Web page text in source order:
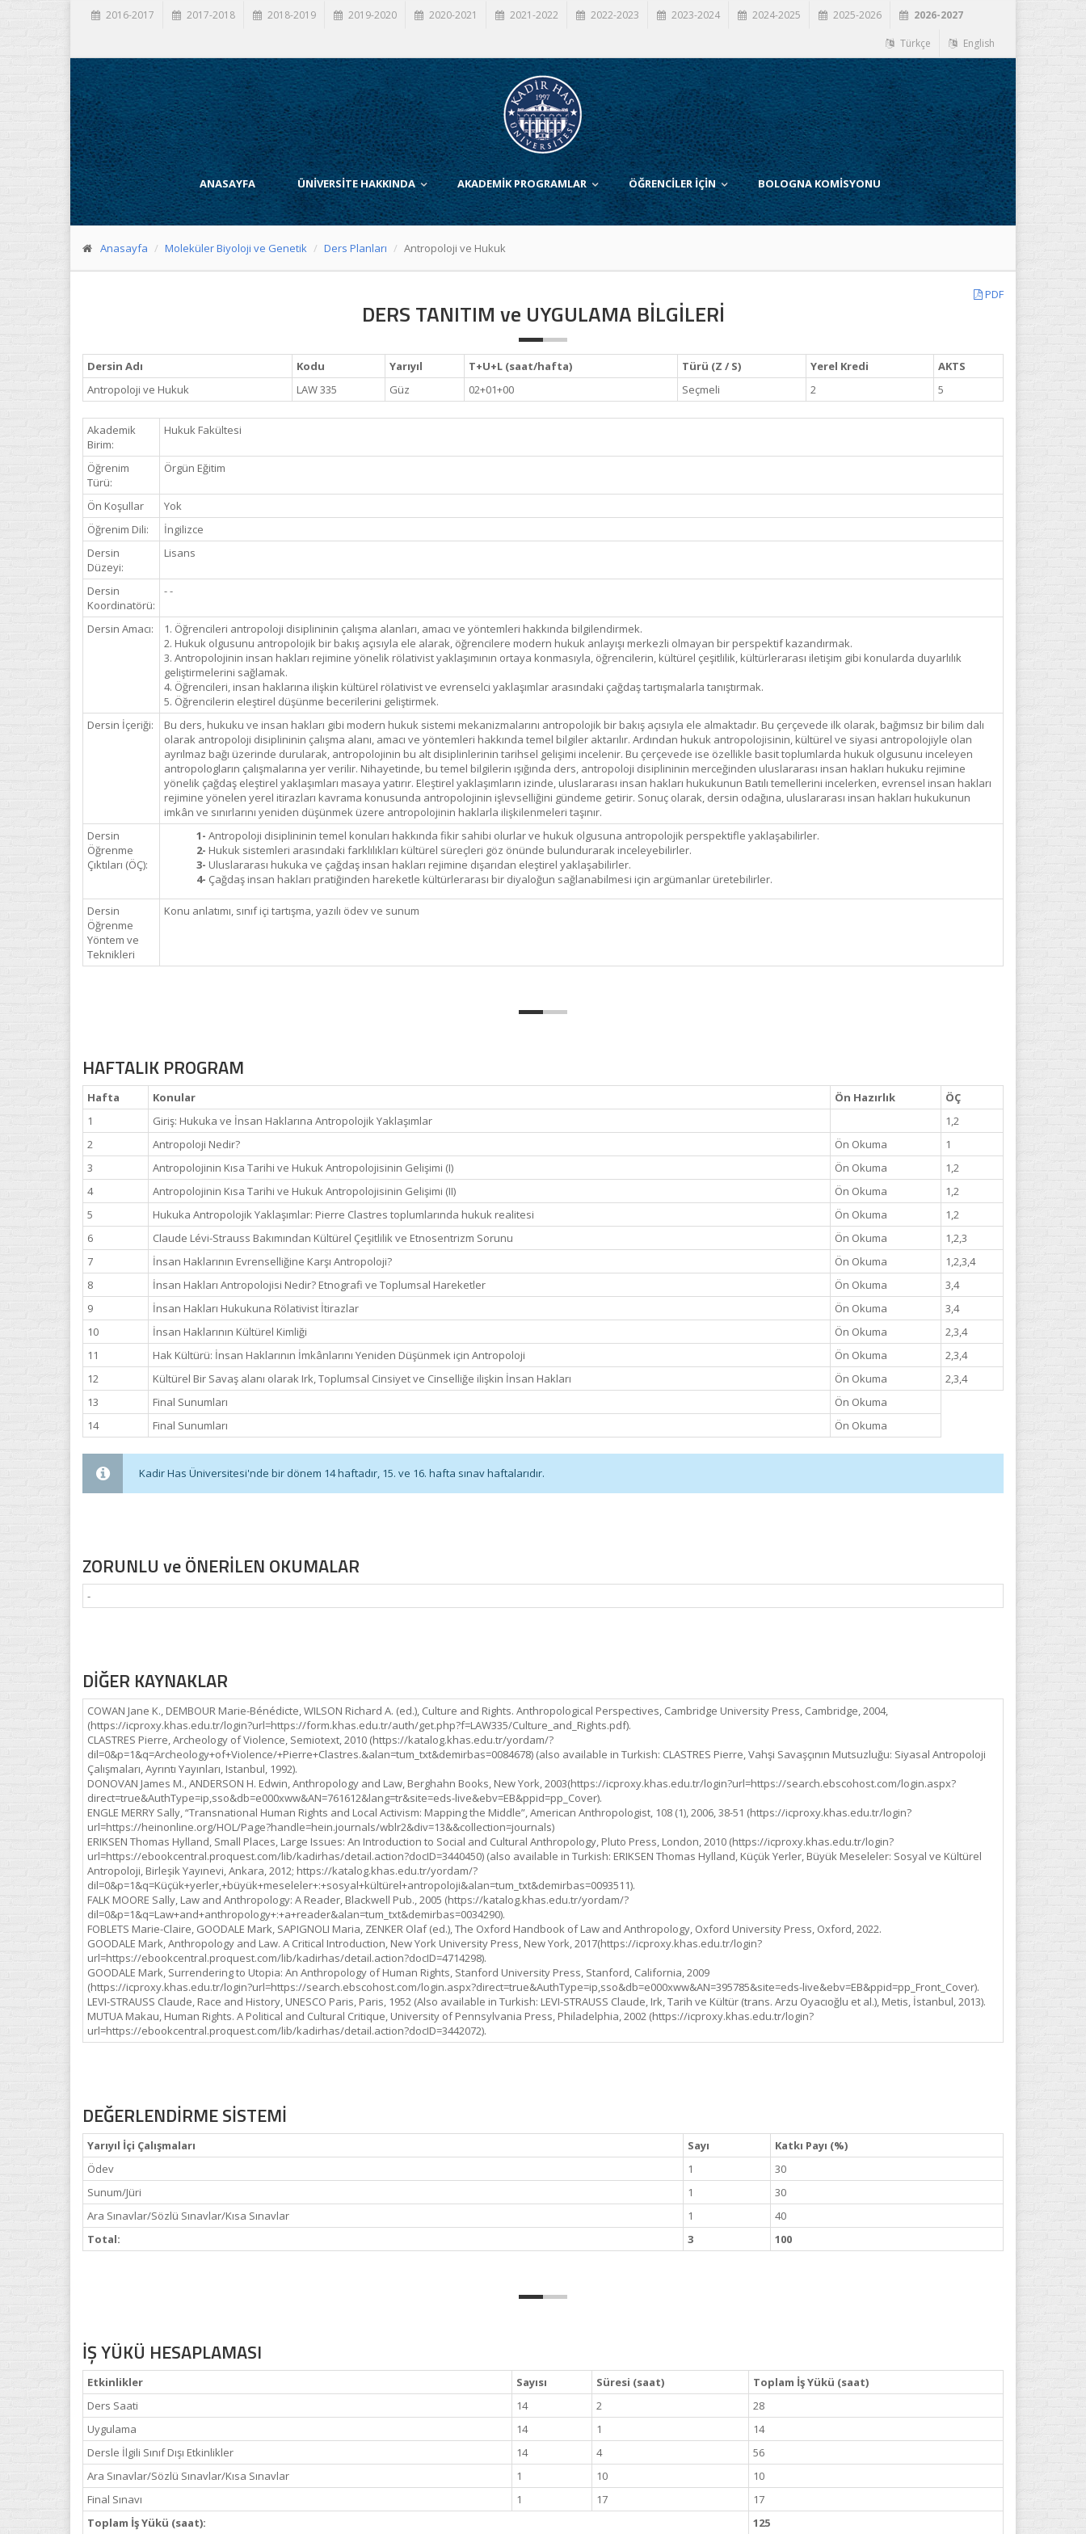
2016-2017 2017-2018 2018-2019 2019-2020 2020-2021 2021-2022 2022-2023 2023-2024 2024-2025 2025-2026 2026-2027
Türkçe English
ANASAYFA ÜNİVERSİTE HAKKINDA AKADEMİK PROGRAMLAR ÖĞRENCİLER İÇİN BOLOGNA KOMİSYONU
Anasayfa Moleküler Biyoloji ve Genetik Ders Planları Antropoloji ve Hukuk
PDF
DERS TANITIM ve UYGULAMA BİLGİLERİ
Dersin Adı Kodu Yarıyıl T+U+L (saat/hafta) Türü (Z / S) Yerel Kredi
AKTS
Antropoloji ve Hukuk
LAW 335 Güz 02+01+00 Seçmeli 2 5
Akademik
Birim:
Hukuk Fakültesi
Öğrenim
Türü:
Örgün Eğitim
Ön Koşullar
Yok
Öğrenim Dili:
İngilizce
Dersin
Düzeyi:
Lisans
Dersin
Koordinatörü:
- -
Dersin Amacı:
1. Öğrencileri antropoloji disiplininin çalışma alanları, amacı ve yöntemleri hakkında bilgilendirmek.
2. Hukuk olgusunu antropolojik bir bakış açısıyla ele alarak, öğrencilere modern hukuk anlayışı merkezli olmayan bir perspektif kazandırmak.
3. Antropolojinin insan hakları rejimine yönelik rölativist yaklaşımının ortaya konmasıyla, öğrencilerin, kültürel çeşitlilik, kültürlerarası iletişim gibi konularda duyarlılık
geliştirmelerini sağlamak.
4. Öğrencileri, insan haklarına ilişkin kültürel rölativist ve evrenselci yaklaşımlar arasındaki çağdaş tartışmalarla tanıştırmak.
5. Öğrencilerin eleştirel düşünme becerilerini geliştirmek.
Dersin İçeriği:
Bu ders, hukuku ve insan hakları gibi modern hukuk sistemi mekanizmalarını antropolojik bir bakış açısıyla ele almaktadır. Bu çerçevede ilk olarak, bağımsız bir bilim dalı
olarak antropoloji disiplininin çalışma alanı, amacı ve yöntemleri hakkında temel bilgiler aktarılır. Ardından hukuk antropolojisinin, kültürel ve siyasi antropolojiyle olan
ayrılmaz bağı üzerinde durularak, antropolojinin bu alt disiplinlerinin tarihsel gelişimi incelenir. Bu çerçevede ise özellikle basit toplumlarda hukuk olgusunu inceleyen
antropologların çalışmalarına yer verilir. Nihayetinde, bu temel bilgilerin ışığında ders, antropoloji disiplininin merceğinden uluslararası insan hakları hukuku rejimine
yönelik çağdaş eleştirel yaklaşımları masaya yatırır. Eleştirel yaklaşımların izinde, uluslararası insan hakları hukukunun Batılı temellerini incelerken, evrensel insan hakları
rejimine yönelen yerel itirazları kavrama konusunda antropolojinin işlevselliğini gündeme getirir. Sonuç olarak, dersin odağına, uluslararası insan hakları hukukunun
imkân ve sınırlarını yeniden düşünmek üzere antropolojinin haklarla ilişkilenmeleri taşınır.
Dersin
Öğrenme
Çıktıları (ÖÇ):
1- Antropoloji disiplininin temel konuları hakkında fikir sahibi olurlar ve hukuk olgusuna antropolojik perspektifle yaklaşabilirler.
2- Hukuk sistemleri arasındaki farklılıkları kültürel süreçleri göz önünde bulundurarak inceleyebilirler.
3- Uluslararası hukuka ve çağdaş insan hakları rejimine dışarıdan eleştirel yaklaşabilirler.
4- Çağdaş insan hakları pratiğinden hareketle kültürlerarası bir diyaloğun sağlanabilmesi için argümanlar üretebilirler.
Dersin
Öğrenme
Yöntem ve
Teknikleri
Konu anlatımı, sınıf içi tartışma, yazılı ödev ve sunum
HAFTALIK PROGRAM
Hafta Konular Ön Hazırlık
ÖÇ
1
Giriş: Hukuka ve İnsan Haklarına Antropolojik Yaklaşımlar
1,2
2
Antropoloji Nedir? Ön Okuma
1
3
Antropolojinin Kısa Tarihi ve Hukuk Antropolojisinin Gelişimi (I) Ön Okuma
1,2
4
Antropolojinin Kısa Tarihi ve Hukuk Antropolojisinin Gelişimi (II) Ön Okuma
1,2
5
Hukuka Antropolojik Yaklaşımlar: Pierre Clastres toplumlarında hukuk realitesi Ön Okuma
1,2
6
Claude Lévi-Strauss Bakımından Kültürel Çeşitlilik ve Etnosentrizm Sorunu Ön Okuma
1,2,3
7
İnsan Haklarının Evrenselliğine Karşı Antropoloji? Ön Okuma
1,2,3,4
8
İnsan Hakları Antropolojisi Nedir? Etnografi ve Toplumsal Hareketler Ön Okuma
3,4
9
İnsan Hakları Hukukuna Rölativist İtirazlar Ön Okuma
3,4
10
İnsan Haklarının Kültürel Kimliği Ön Okuma
2,3,4
11
Hak Kültürü: İnsan Haklarının İmkânlarını Yeniden Düşünmek için Antropoloji Ön Okuma
2,3,4
12
Kültürel Bir Savaş alanı olarak Irk, Toplumsal Cinsiyet ve Cinselliğe ilişkin İnsan Hakları Ön Okuma
2,3,4
13
Final Sunumları
Ön Okuma
14
Final Sunumları Ön Okuma
Kadir Has Üniversitesi'nde bir dönem 14 haftadır, 15. ve 16. hafta sınav haftalarıdır.
ZORUNLU ve ÖNERİLEN OKUMALAR
-
DİĞER KAYNAKLAR
COWAN Jane K., DEMBOUR Marie-Bénédicte, WILSON Richard A. (ed.), Culture and Rights. Anthropological Perspectives, Cambridge University Press, Cambridge, 2004,
(https://icproxy.khas.edu.tr/login?url=https://form.khas.edu.tr/auth/get.php?f=LAW335/Culture_and_Rights.pdf).
CLASTRES Pierre, Archeology of Violence, Semiotext, 2010 (https://katalog.khas.edu.tr/yordam/?
dil=0&p=1&q=Archeology+of+Violence/+Pierre+Clastres.&alan=tum_txt&demirbas=0084678) (also available in Turkish: CLASTRES Pierre, Vahşi Savaşçının Mutsuzluğu: Siyasal Antropoloji
Çalışmaları, Ayrıntı Yayınları, Istanbul, 1992).
DONOVAN James M., ANDERSON H. Edwin, Anthropology and Law, Berghahn Books, New York, 2003(https://icproxy.khas.edu.tr/login?url=https://search.ebscohost.com/login.aspx?
direct=true&AuthType=ip,sso&db=e000xww&AN=761612&lang=tr&site=eds-live&ebv=EB&ppid=pp_Cover).
ENGLE MERRY Sally, “Transnational Human Rights and Local Activism: Mapping the Middle”, American Anthropologist, 108 (1), 2006, 38-51 (https://icproxy.khas.edu.tr/login?
url=https://heinonline.org/HOL/Page?handle=hein.journals/wblr2&div=13&&collection=journals)
ERIKSEN Thomas Hylland, Small Places, Large Issues: An Introduction to Social and Cultural Anthropology, Pluto Press, London, 2010 (https://icproxy.khas.edu.tr/login?
url=https://ebookcentral.proquest.com/lib/kadirhas/detail.action?docID=3440450) (also available in Turkish: ERIKSEN Thomas Hylland, Küçük Yerler, Büyük Meseleler: Sosyal ve Kültürel
Antropoloji, Birleşik Yayınevi, Ankara, 2012; https://katalog.khas.edu.tr/yordam/?
dil=0&p=1&q=Küçük+yerler,+büyük+meseleler+:+sosyal+kültürel+antropoloji&alan=tum_txt&demirbas=0093511).
FALK MOORE Sally, Law and Anthropology: A Reader, Blackwell Pub., 2005 (https://katalog.khas.edu.tr/yordam/?
dil=0&p=1&q=Law+and+anthropology+:+a+reader&alan=tum_txt&demirbas=0034290).
FOBLETS Marie-Claire, GOODALE Mark, SAPIGNOLI Maria, ZENKER Olaf (ed.), The Oxford Handbook of Law and Anthropology, Oxford University Press, Oxford, 2022.
GOODALE Mark, Anthropology and Law. A Critical Introduction, New York University Press, New York, 2017(https://icproxy.khas.edu.tr/login?
url=https://ebookcentral.proquest.com/lib/kadirhas/detail.action?docID=4714298).
GOODALE Mark, Surrendering to Utopia: An Anthropology of Human Rights, Stanford University Press, Stanford, California, 2009
(https://icproxy.khas.edu.tr/login?url=https://search.ebscohost.com/login.aspx?direct=true&AuthType=ip,sso&db=e000xww&AN=395785&site=eds-live&ebv=EB&ppid=pp_Front_Cover).
LEVI-STRAUSS Claude, Race and History, UNESCO Paris, Paris, 1952 (Also available in Turkish: LEVI-STRAUSS Claude, Irk, Tarih ve Kültür (trans. Arzu Oyacıoğlu et al.), Metis, İstanbul, 2013).
MUTUA Makau, Human Rights. A Political and Cultural Critique, University of Pennsylvania Press, Philadelphia, 2002 (https://icproxy.khas.edu.tr/login?
url=https://ebookcentral.proquest.com/lib/kadirhas/detail.action?docID=3442072).
DEĞERLENDİRME SİSTEMİ
Yarıyıl İçi Çalışmaları Sayı
Katkı Payı (%)
Ödev
1
30
Sunum/Jüri
1
30
Ara Sınavlar/Sözlü Sınavlar/Kısa Sınavlar
1
40
Total:
3 100
İŞ YÜKÜ HESAPLAMASI
Etkinlikler Sayısı Süresi (saat)
Toplam İş Yükü (saat)
Ders Saati
14 2
28
Uygulama
14 1
14
Dersle İlgili Sınıf Dışı Etkinlikler
14 4
56
Ara Sınavlar/Sözlü Sınavlar/Kısa Sınavlar
1 10
10
Final Sınavı
1 17
17
Toplam İş Yükü (saat):
125